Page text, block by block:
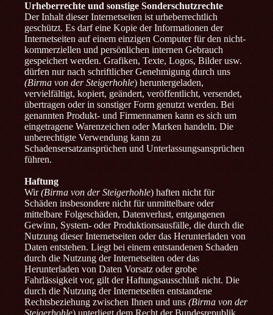
Urheberrechte und sonstige Sonderschutzrechte
Der Inhalt dieser Internetseiten ist urheberrechtlich
geschützt. Es darf eine Kopie der Informationen der
Internetseiten auf einem einzigen Computer für den nicht-
kommerziellen und persönlichen internen Gebrauch
gespeichert werden. Grafiken, Texte, Logos, Bilder usw.
dürfen nur nach schriftlicher Genehmigung durch uns
(Birma von der Steigerhohle) heruntergeladen,
vervielfältigt, kopiert, geändert, veröffentlicht, versendet,
übertragen oder in sonstiger Form genutzt werden. Bei
genannten Produkt- und Firmennamen kann es sich um
eingetragene Warenzeichen oder Marken handeln. Die
unberechtigte Verwendung kann zu
Schadensersatzansprüchen und Unterlassungsansprüchen
führen.
Haftung
Wir(Birma von der Steigerhohle) haften nicht für
Schäden insbesondere nicht für unmittelbare oder
mittelbare Folgeschäden, Datenverlust, entgangenen
Gewinn, System- oder Produktionsausfälle, die durch die
Nutzung dieser Internetseiten oder das Herunterladen von
Daten entstehen. Liegt bei einem entstandenen Schaden
durch die Nutzung der Internetseiten oder das
Herunterladen von Daten Vorsatz oder grobe
Fahrlässigkeit vor, gilt der Haftungsausschluß nicht. Die
durch die Nutzung der Internetseiten entstandene
Rechtsbeziehung zwischen Ihnen und uns(Birma von der